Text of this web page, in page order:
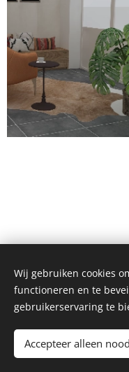
Mogelijk
Wij gebruiken cookies
functioneren en te
gebruikerservaring te
Accepteer alleen